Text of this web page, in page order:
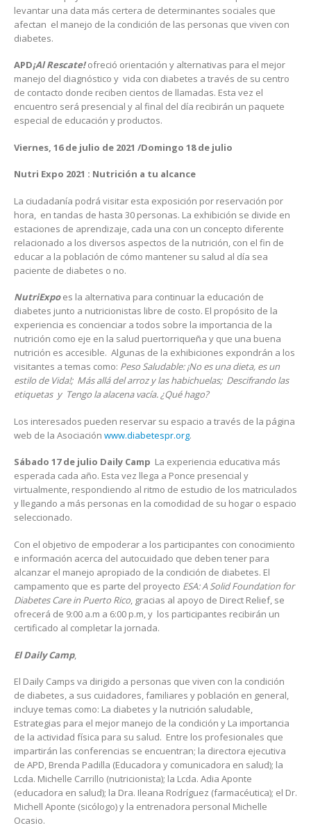
levantar una data más certera de determinantes sociales que
afectan el manejo de la condición de las personas que viven con
diabetes.
APD¡Al Rescate!ofreció orientación y alternativas para el mejor
manejo del diagnóstico y vida con diabetes a través de su centro
de contacto donde reciben cientos de llamadas. Esta vez el
encuentro será presencial y al final del día recibirán un paquete
especial de educación y productos.
Viernes, 16 de julio de 2021 /Domingo 18 de julio
Nutri Expo 2021 : Nutrición a tu alcance
La ciudadanía podrá visitar esta exposición por reservación por
hora, en tandas de hasta 30 personas. La exhibición se divide en
estaciones de aprendizaje, cada una con un concepto diferente
relacionado a los diversos aspectos de la nutrición, con el fin de
educar a la población de cómo mantener su salud al día sea
paciente de diabetes o no.
NutriExpoes la alternativa para continuar la educación de
diabetes junto a nutricionistas libre de costo. El propósito de la
experiencia es concienciar a todos sobre la importancia de la
nutrición como eje en la salud puertorriqueña y que una buena
nutrición es accesible. Algunas de la exhibiciones expondrán a los
visitantes a temas como: Peso Saludable: ¡No es una dieta, es un
estilo de Vida!; Más allá del arroz y las habichuelas; Descifrando las
etiquetas y Tengo la alacena vacía. ¿Qué hago?
Los interesados pueden reservar su espacio a través de la página
web de la Asociación www.diabetespr.org.
Sábado 17 de julio Daily Camp La experiencia educativa más
esperada cada año. Esta vez llega a Ponce presencial y
virtualmente, respondiendo al ritmo de estudio de los matriculados
y llegando a más personas en la comodidad de su hogar o espacio
seleccionado.
Con el objetivo de empoderar a los participantes con conocimiento
e información acerca del autocuidado que deben tener para
alcanzar el manejo apropiado de la condición de diabetes. El
campamento que es parte del proyecto ESA: A Solid Foundation for
Diabetes Care in Puerto Rico, gracias al apoyo de Direct Relief, se
ofrecerá de 9:00 a.m a 6:00 p.m, y los participantes recibirán un
certificado al completar la jornada.
El Daily Camp,
El Daily Camps va dirigido a personas que viven con la condición
de diabetes, a sus cuidadores, familiares y población en general,
incluye temas como: La diabetes y la nutrición saludable,
Estrategias para el mejor manejo de la condición y La importancia
de la actividad física para su salud. Entre los profesionales que
impartirán las conferencias se encuentran; la directora ejecutiva
de APD, Brenda Padilla (Educadora y comunicadora en salud); la
Lcda. Michelle Carrillo (nutricionista); la Lcda. Adia Aponte
(educadora en salud); la Dra. Ileana Rodríguez (farmacéutica); el Dr.
Michell Aponte (sicólogo) y la entrenadora personal Michelle
Ocasio.